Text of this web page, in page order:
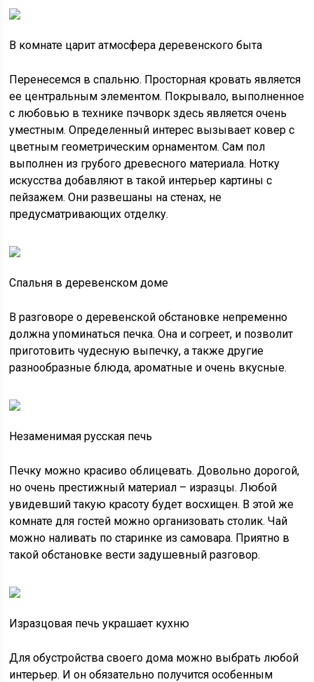
В комнате царит атмосфера деревенского быта
Перенесемся в спальню. Просторная кровать является
ее центральным элементом. Покрывало, выполненное
с любовью в технике пэчворк здесь является очень
уместным. Определенный интерес вызывает ковер с
цветным геометрическим орнаментом. Сам пол
выполнен из грубого древесного материала. Нотку
искусства добавляют в такой интерьер картины с
пейзажем. Они развешаны на стенах, не
предусматривающих отделку.
Спальня в деревенском доме
В разговоре о деревенской обстановке непременно
должна упоминаться печка. Она и согреет, и позволит
приготовить чудесную выпечку, а также другие
разнообразные блюда, ароматные и очень вкусные.
Незаменимая русская печь
Печку можно красиво облицевать. Довольно дорогой,
но очень престижный материал – изразцы. Любой
увидевший такую красоту будет восхищен. В этой же
комнате для гостей можно организовать столик. Чай
можно наливать по старинке из самовара. Приятно в
такой обстановке вести задушевный разговор.
Изразцовая печь украшает кухню
Для обустройства своего дома можно выбрать любой
интерьер. И он обязательно получится особенным